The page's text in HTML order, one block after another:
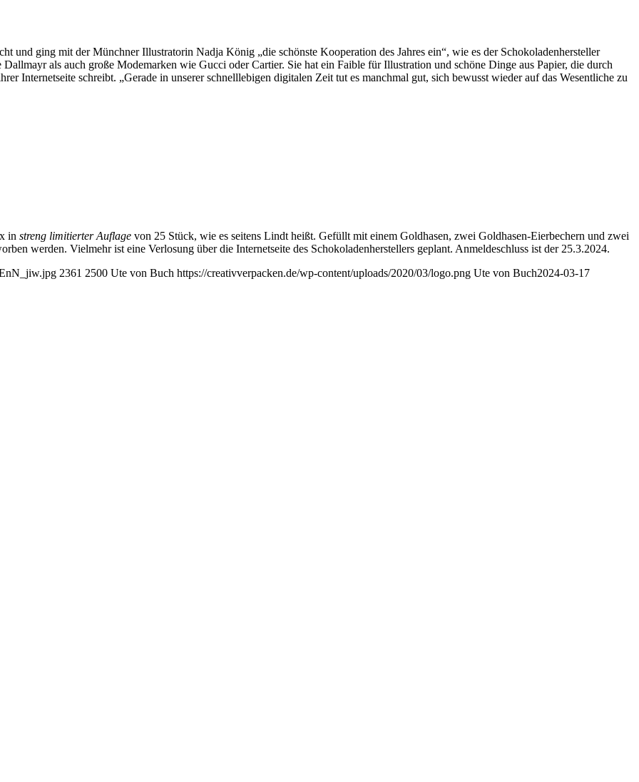
und ging mit der Münchner Illustratorin Nadja König „die schönste Kooperation des Jahres ein“, wie es der Schokoladenhersteller
als auch große Modemarken wie Gucci oder Cartier. Sie hat ein Faible für Illustration und schöne Dinge aus Papier, die durch
Internetseite schreibt. „Gerade in unserer schnelllebigen digitalen Zeit tut es manchmal gut, sich bewusst wieder auf das Wesentliche zu
in streng limitierter Auflage von 25 Stück, wie es seitens Lindt heißt. Gefüllt mit einem Goldhasen, zwei Goldhasen-Eierbechern und zwei
werden. Vielmehr ist eine Verlosung über die Internetseite des Schokoladenherstellers geplant. Anmeldeschluss ist der 25.3.2024.
2361 2500 Ute von Buch https://creativverpacken.de/wp-content/uploads/2020/03/logo.png Ute von Buch2024-03-17